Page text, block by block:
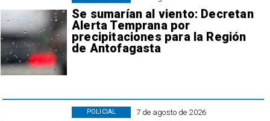
Se sumarían al viento: Decretan
Alerta Temprana por
precipitaciones para la Región
de Antofagasta
7 de agosto de 2026
POLICIAL